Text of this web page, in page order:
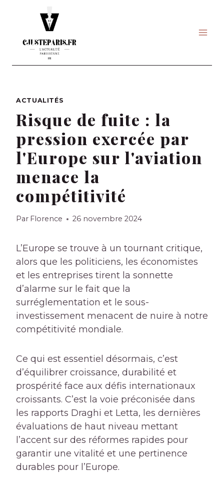
ACTUALITÉS
Risque de fuite : la
pression exercée par
l'Europe sur l'aviation
menace la
compétitivité
Par Florence 26 novembre 2024
L’Europe se trouve à un tournant critique,
alors que les politiciens, les économistes
et les entreprises tirent la sonnette
d’alarme sur le fait que la
surréglementation et le sous-
investissement menacent de nuire à notre
compétitivité mondiale.
Ce qui est essentiel désormais, c’est
d’équilibrer croissance, durabilité et
prospérité face aux défis internationaux
croissants. C’est la voie préconisée dans
les rapports Draghi et Letta, les dernières
évaluations de haut niveau mettant
l’accent sur des réformes rapides pour
garantir une vitalité et une pertinence
durables pour l’Europe.